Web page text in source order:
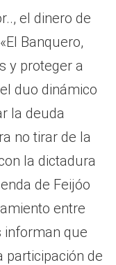
el dinero de
Banquero,
y proteger a
duo dinámico
la deuda
no tirar de la
la dictadura
de Feijóo
entre
informan que
participación de